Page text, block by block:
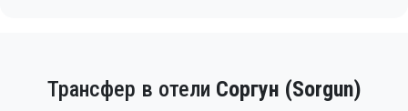
Вам не нужно нервничать – мы сделаем всю
Трансфер в отели Соргун (Sorgun)